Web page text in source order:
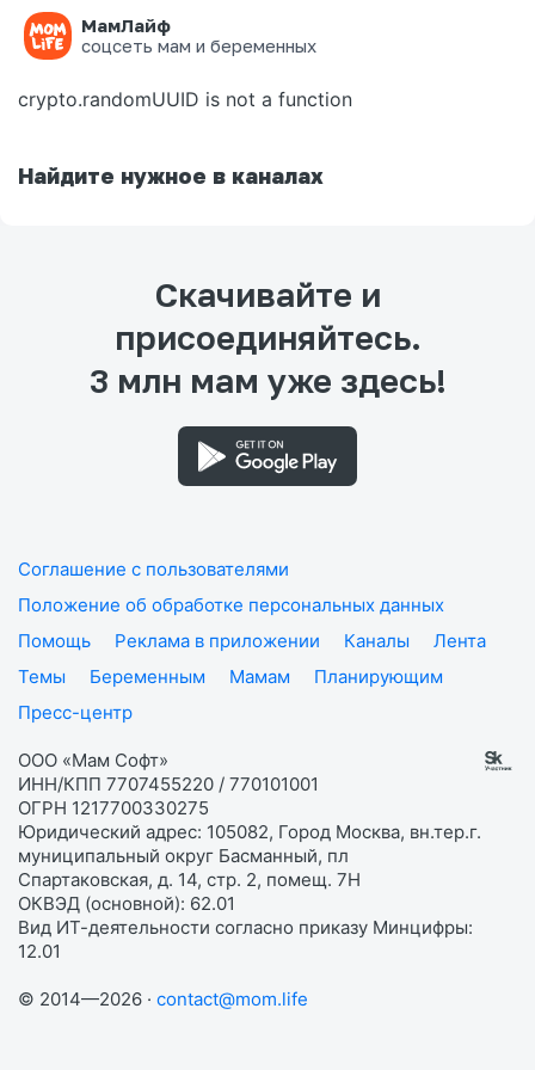
МамЛайф
соцсеть мам и беременных
Ошибка на странице
crypto.randomUUID is not a function
Найдите нужное в каналах
Скачивайте и
присоединяйтесь.
3 млн мам уже здесь!
Соглашение с пользователями
Положение об обработке персональных данных
Помощь
Реклама в приложении Каналы
Лента
Темы
Беременным Мамам
Планирующим
Пресс-центр
ООО «Мам Софт»
ИНН/КПП 7707455220 / 770101001
ОГРН 1217700330275
Юридический адрес: 105082, Город Москва, вн.тер.г.
муниципальный округ Басманный, пл
Спартаковская, д. 14, стр. 2, помещ. 7Н
ОКВЭД (основной): 62.01
Вид ИТ-деятельности согласно приказу Минцифры:
12.01
© 2014—2026 · contact@mom.life